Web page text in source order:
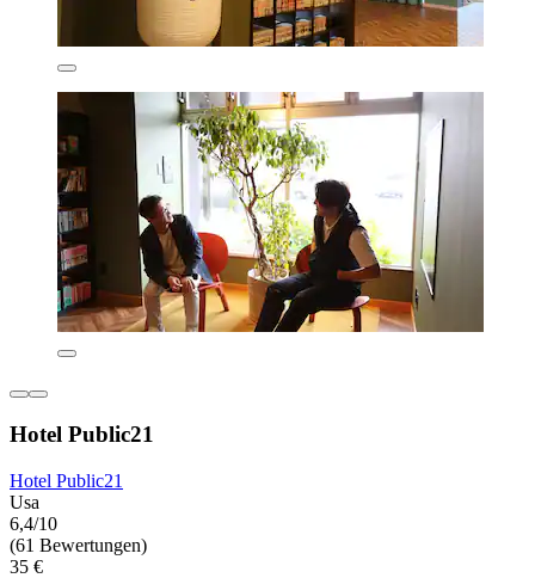
Hotel Public21
Hotel Public21
Usa
6,4/10
(61 Bewertungen)
35 €